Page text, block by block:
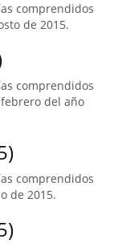
comprendidos
de 2015.
comprendidos
del año
comprendidos
de 2015.